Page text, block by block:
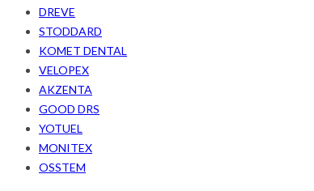
DREVE
STODDARD
KOMET DENTAL
VELOPEX
AKZENTA
GOOD DRS
YOTUEL
MONITEX
OSSTEM